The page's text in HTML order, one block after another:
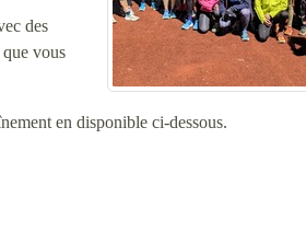
des
vous
en disponible ci-dessous.